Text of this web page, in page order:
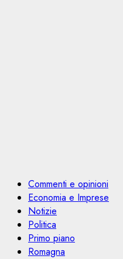
Commenti e opinioni
Economia e Imprese
Notizie
Politica
Primo piano
Romagna